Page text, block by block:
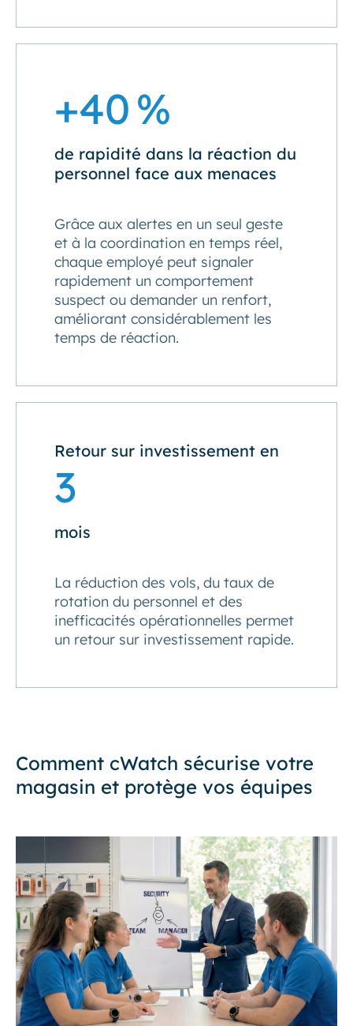
+40 %
de rapidité dans la réaction du
personnel face aux menaces
Grâce aux alertes en un seul geste
et à la coordination en temps réel,
chaque employé peut signaler
rapidement un comportement
suspect ou demander un renfort,
améliorant considérablement les
temps de réaction.
Retour sur investissement en
3
mois
La réduction des vols, du taux de
rotation du personnel et des
inefficacités opérationnelles permet
un retour sur investissement rapide.
Comment cWatch sécurise votre
magasin et protège vos équipes